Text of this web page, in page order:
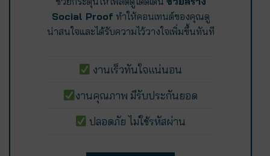
Social Proof ทำให้คอนเทนต์ของคุณดู
น่าสนใจและได้รับความไว้วางใจเพิ่มขึ้นทันที
งานเร็วทันใจแน่นอน
งานคุณภาพ มีรับประกันยอด
ปลอดภัย ไม่ใช้รหัสผ่าน